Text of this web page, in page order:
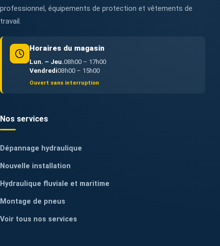
professionnel, équipements de protection et vêtements de
travail.
Horaires du magasin
Lun. – Jeu.08h00 – 17h00
Vendredi08h00 – 15h00
Ouvert sans interruption
Nos services
Dépannage hydraulique
Nouvelle installation
Hydraulique fluviale et maritime
Montage de pneus
Voir tous nos services